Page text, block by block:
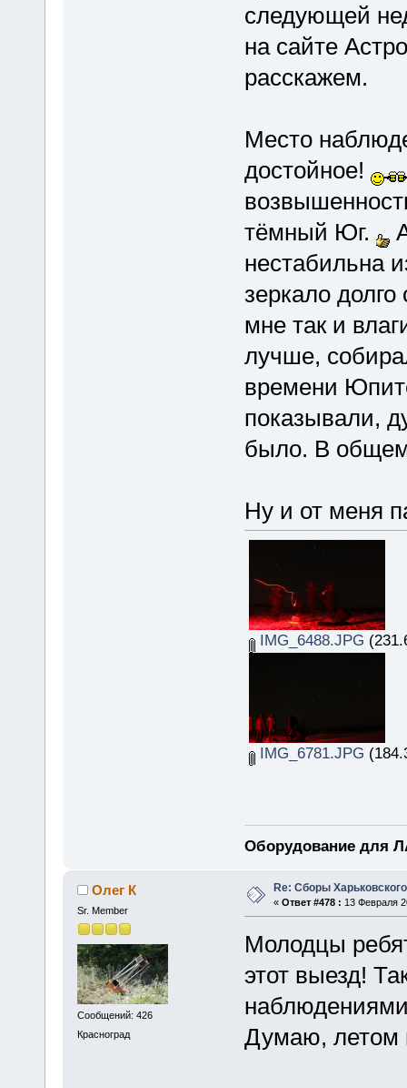
следующей
на сайте
расскажем.
Место
достойное!
тёмный Юг.
нестабильна
зеркало
мне так и
лучше,
времени
показывали,
было. В общем
Ну и от меня
IMG_6488.JPG
IMG_6781.JPG
Оборудование для
Олег К
Sr. Member
Сообщений: 426
Красноград
Re: Сборы
« Ответ #478 : 13 Февраля
Молодцы
этот выезд!
Думаю, летом